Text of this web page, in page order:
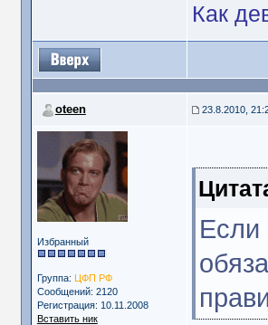
Как
oteen 23.8.2010,
Избранный
Группа: ЦФП РФ
Сообщений: 2120
Регистрация: 10.11.2008
Вставить ник
Если